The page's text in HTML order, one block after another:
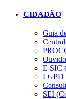
CIDADÃO
Guia
E-SIC
LGPD
SEI